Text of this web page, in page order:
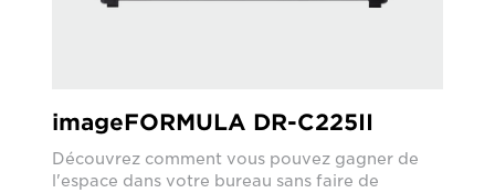
imageFORMULA DR-C225II
Découvrez comment vous pouvez gagner de
l'espace dans votre bureau sans faire de